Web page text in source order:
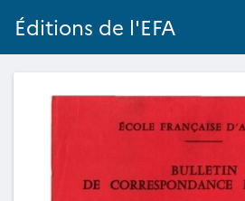
Éditions de l'EFA